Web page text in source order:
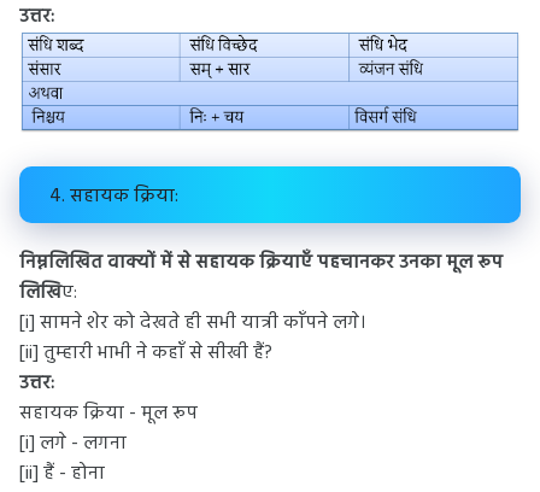
उत्तर:
4. सहायक क्रिया:
निम्नलिखित वाक्यों में से सहायक क्रियाएँ पहचानकर उनका मूल रूप
लिखिए:
[i] सामने शेर को देखते ही सभी यात्री काँपने लगे।
[ii] तुम्हारी भाभी ने कहाँ से सीखी हैं?
उत्तर:
सहायक क्रिया - मूल रूप
[i] लगे - लगना
[ii] हैं - होना